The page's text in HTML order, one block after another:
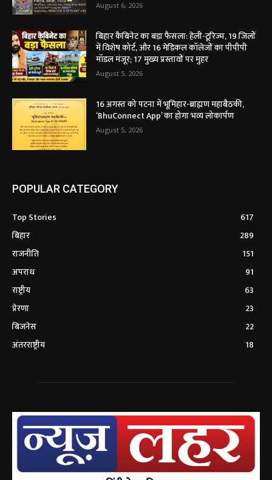
August 6, 2026
बिहार कैबिनेट का बड़ा फैसला: हेली-टूरिज्म, 19 जिलों
में विशेष कोर्ट, और 16 मेडिकल कॉलेजों का पीपीपी
मॉडल मंजूर; 17 मुख्य प्रस्तावों पर मुहर
August 5, 2026
16 अगस्त को पटना में भूमिहार-ब्राह्मण महाबैठकी,
‘BhuConnect App’ का होगा भव्य लोकार्पण
August 5, 2026
POPULAR CATEGORY
Top Stories
617
बिहार
289
राजनीति
151
अपराध
91
राष्ट्रीय
63
प्रेरणा
23
बिजनेस
22
अंतरराष्ट्रीय
18